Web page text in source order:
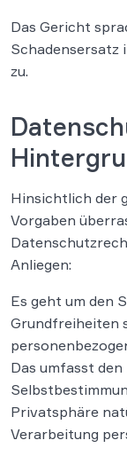
Das Gericht
Schadensersatz
zu.
Hinsichtlich der
Vorgaben
Anliegen:
Es geht um den
Grundfreiheiten
Das umfasst
Privatsphäre
Verarbeitung